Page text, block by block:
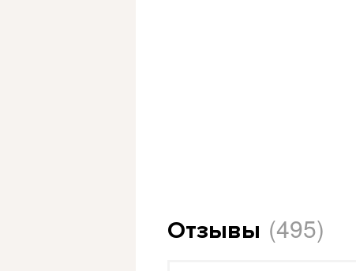
Отзывы (495)